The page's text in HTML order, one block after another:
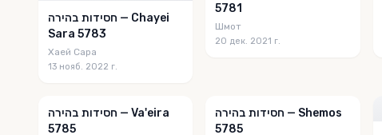
חסידות בהירה — Chayei
Sara 5783
Хаей Сара
13 нояб. 2022 г.
5781
Шмот
20 дек. 2021 г.
חסידות בהירה — Va'eira
5785
חסידות בהירה — Shemos
5785